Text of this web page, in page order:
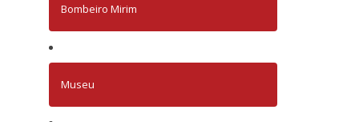
Bombeiro Mirim
Museu